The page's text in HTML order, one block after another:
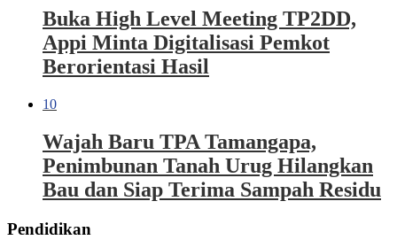
Buka High Level Meeting TP2DD,
Appi Minta Digitalisasi Pemkot
Berorientasi Hasil
10
Wajah Baru TPA Tamangapa,
Penimbunan Tanah Urug Hilangkan
Bau dan Siap Terima Sampah Residu
Pendidikan